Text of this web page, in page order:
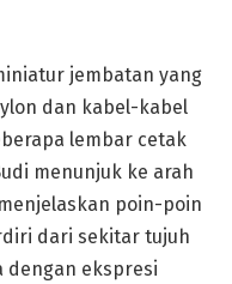
jembatan yang
dan kabel-kabel
lembar cetak
menunjuk ke arah
poin-poin
dari sekitar tujuh
dengan ekspresi